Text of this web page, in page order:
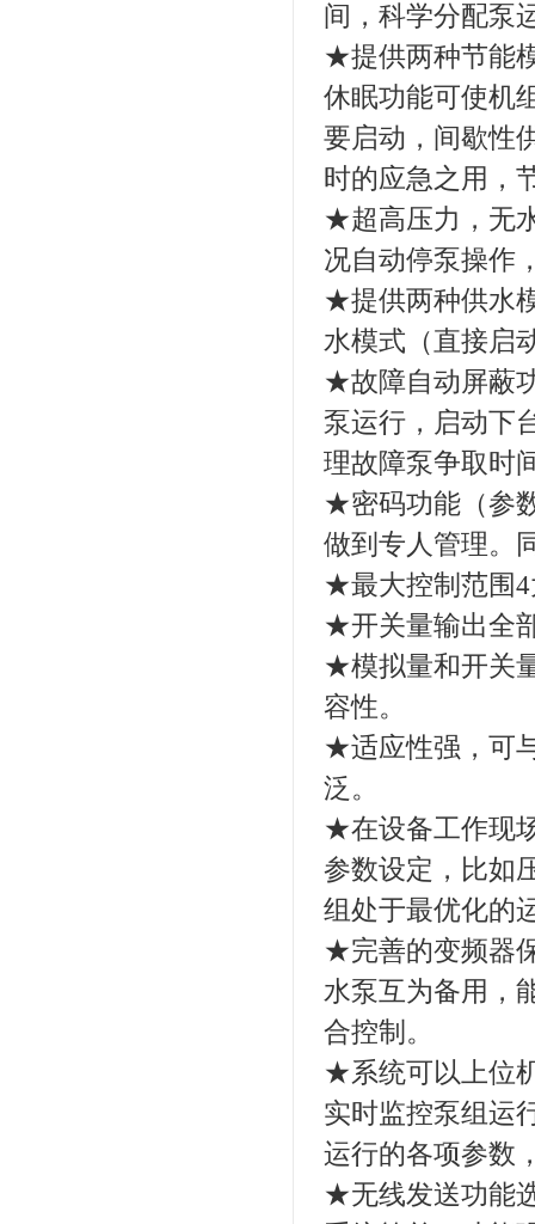
间，科学分配泵
★提供两种节能
休眠功能可使机
要启动，间歇性
时的应急之用，
★超高压力，无
况自动停泵操作
★提供两种供水
水模式（直接启
★故障自动屏蔽
泵运行，启动下
理故障泵争取时
★密码功能（参
做到专人管理。
★最大控制范围4
★开关量输出全
★模拟量和开关
容性。
★适应性强，可
泛。
★在设备工作现
参数设定，比如
组处于最优化的
★完善的变频器
水泵互为备用，
合控制。
★系统可以上位
实时监控泵组运
运行的各项参数
★无线发送功能